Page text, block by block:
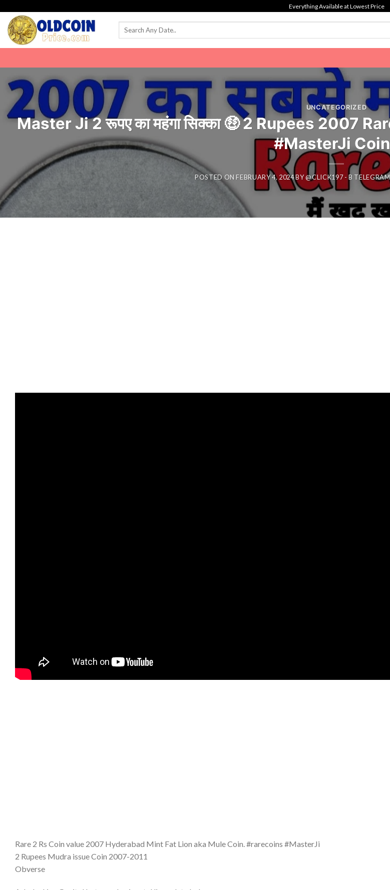
content
Everything Available at Lowest Price
UNCATEGORIZED
Master Ji 2 रूपए का महंगा सिक्का 🤑 2 Rupees 2007
#MasterJi
POSTED ON FEBRUARY 4, 2024BY@CLICK197 - B
Rare 2 Rs Coin value 2007 Hyderabad Mint Fat Lion aka Mule Coin. #rarecoins #MasterJi
2 Rupees Mudra issue Coin 2007-2011
Obverse